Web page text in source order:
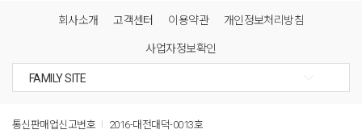
회사소개 고객센터 이용약관 개인정보처리방침
사업자정보확인
통신판매업신고번호 2016-대전대덕-0013호